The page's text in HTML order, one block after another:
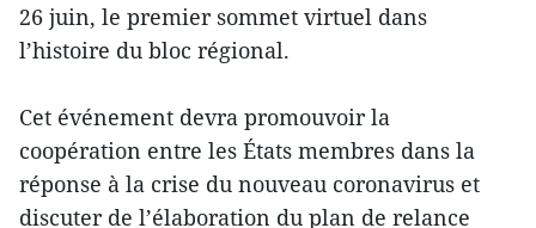
26 juin, le premier sommet virtuel dans
l’histoire du bloc régional.
Cet événement devra promouvoir la
coopération entre les États membres dans la
réponse à la crise du nouveau coronavirus et
discuter de l’élaboration du plan de relance